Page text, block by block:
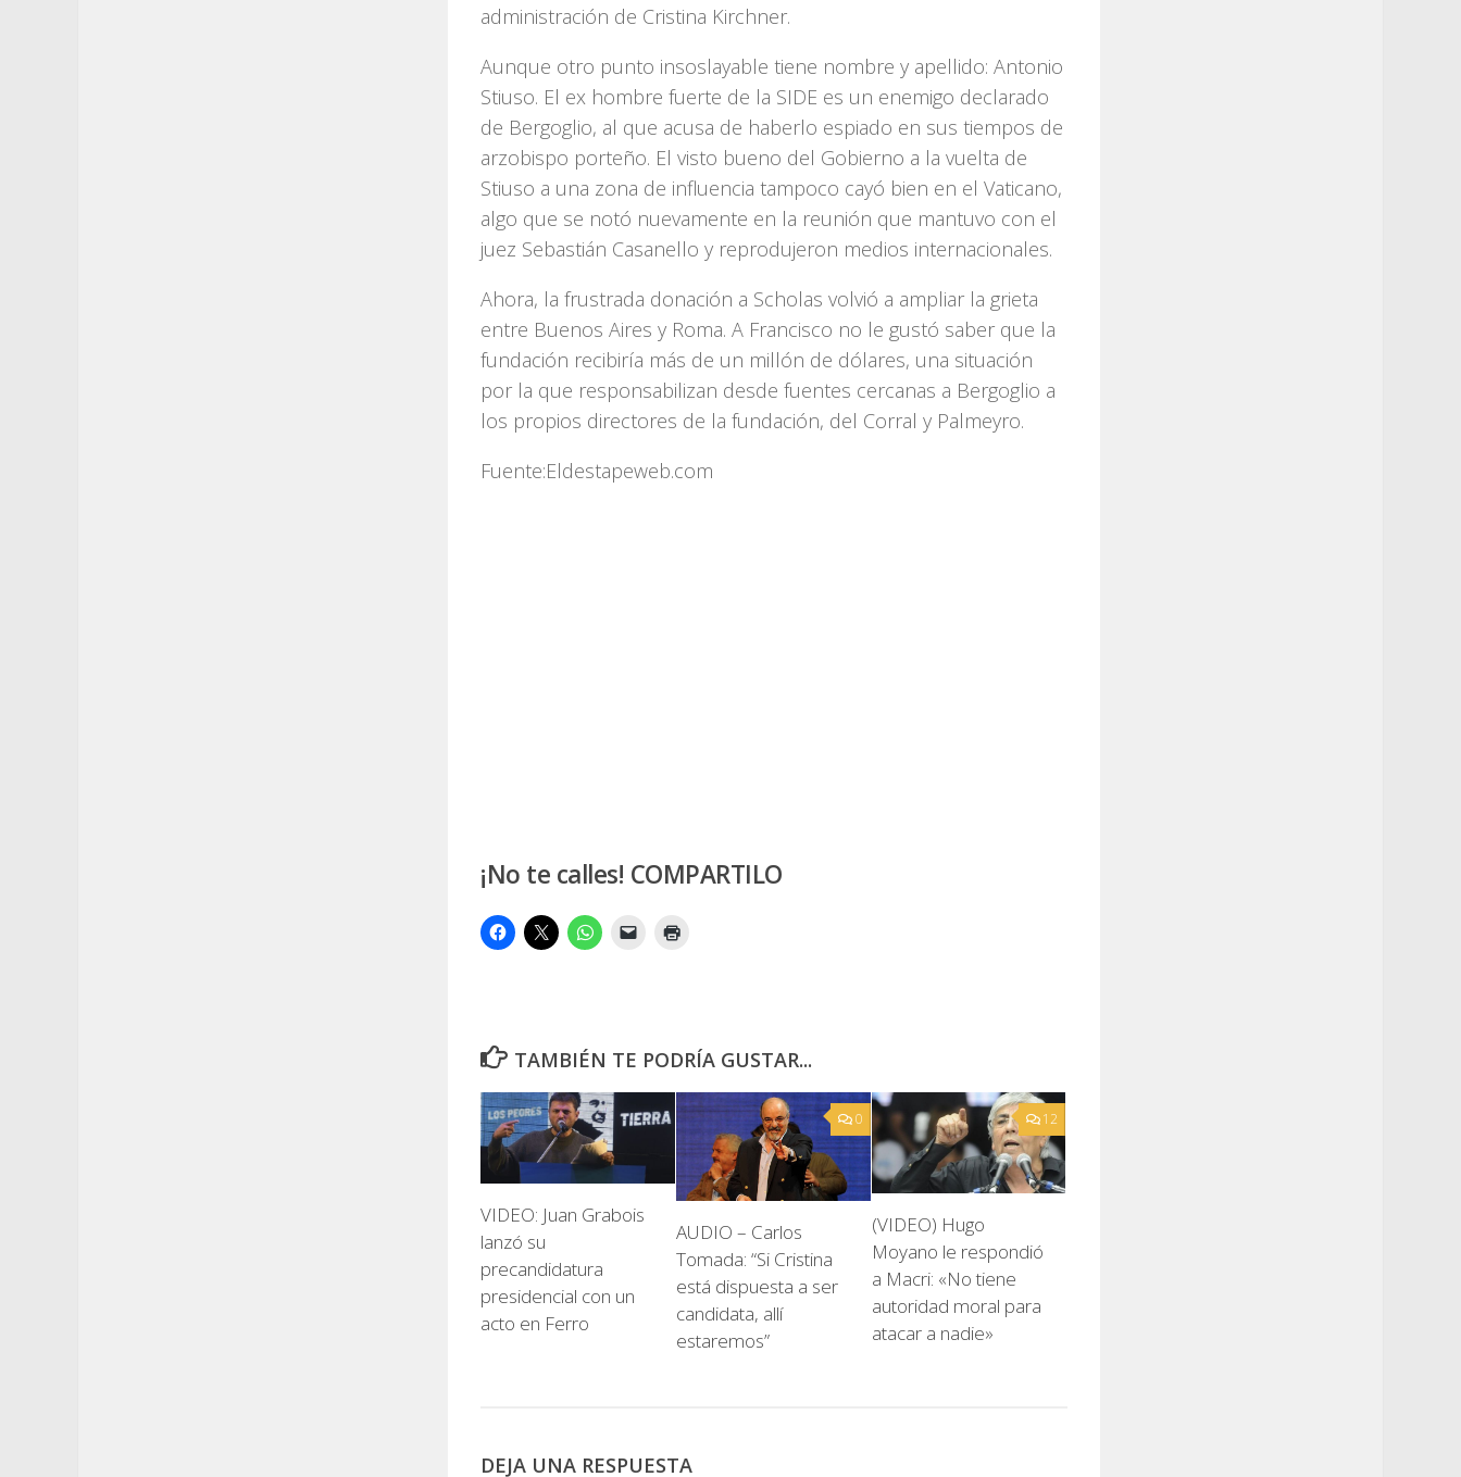
administración de Cristina Kirchner.
Aunque otro punto insoslayable tiene nombre y apellido: Antonio
Stiuso. El ex hombre fuerte de la SIDE es un enemigo declarado
de Bergoglio, al que acusa de haberlo espiado en sus tiempos de
arzobispo porteño. El visto bueno del Gobierno a la vuelta de
Stiuso a una zona de influencia tampoco cayó bien en el Vaticano,
algo que se notó nuevamente en la reunión que mantuvo con el
juez Sebastián Casanello y reprodujeron medios internacionales.
Ahora, la frustrada donación a Scholas volvió a ampliar la grieta
entre Buenos Aires y Roma. A Francisco no le gustó saber que la
fundación recibiría más de un millón de dólares, una situación
por la que responsabilizan desde fuentes cercanas a Bergoglio a
los propios directores de la fundación, del Corral y Palmeyro.
Fuente:Eldestapeweb.com
¡No te calles! COMPARTILO
TAMBIÉN TE PODRÍA GUSTAR...
VIDEO: Juan Grabois
lanzó su
precandidatura
presidencial con un
acto en Ferro
0
AUDIO – Carlos
Tomada: “Si Cristina
está dispuesta a ser
candidata, allí
estaremos”
12
(VIDEO) Hugo
Moyano le respondió
a Macri: «No tiene
autoridad moral para
atacar a nadie»
DEJA UNA RESPUESTA